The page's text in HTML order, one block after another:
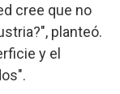
cree que no
planteó.
y el